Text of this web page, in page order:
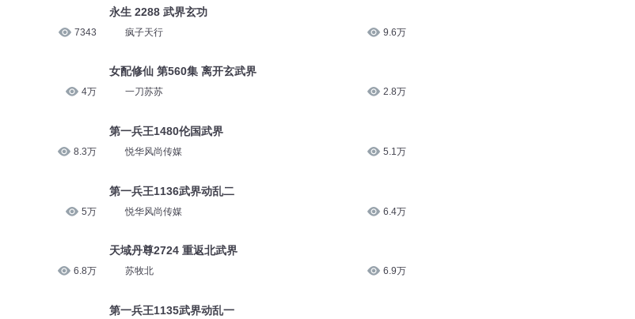
7343
4万
8.3万
5万
6.8万
永生 2288 武界玄功
疯子天行 9.6万
女配修仙 第560集 离开玄武界
一刀苏苏 2.8万
第一兵王1480伦国武界
悦华风尚传媒 5.1万
第一兵王1136武界动乱二
悦华风尚传媒 6.4万
天域丹尊2724 重返北武界
苏牧北 6.9万
第一兵王1135武界动乱一